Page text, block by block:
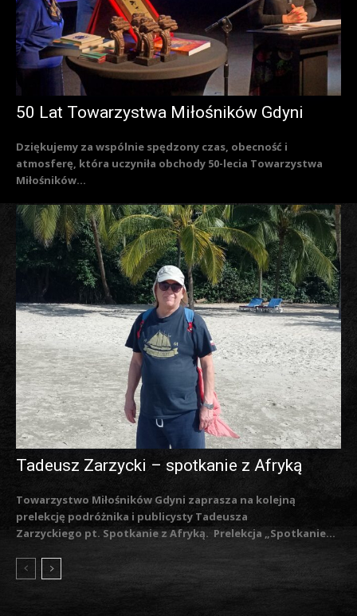
50 Lat Towarzystwa Miłośników Gdyni
Dziękujemy za wspólnie spędzony czas, obecność i
atmosferę, która uczyniła obchody 50-lecia Towarzystwa
Miłośników...
Tadeusz Zarzycki – spotkanie z Afryką
Towarzystwo Miłośników Gdyni zaprasza na kolejną
prelekcję podróżnika i publicysty Tadeusza
Zarzyckiego pt. Spotkanie z Afryką. Prelekcja „Spotkanie...